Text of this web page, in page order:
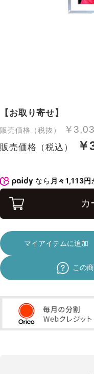
【お取り寄せ】
販売価格（税抜） ￥
販売価格（税込）
なら 月々1,113円
カ
マイアイテムに追加
この